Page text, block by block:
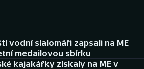
vodní slalomáři zapsali na ME
medailovou sbírku
kajakářky získaly na ME v